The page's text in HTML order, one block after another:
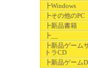
┣Windows
┣その他のPC
┣新品書籍
┣__
┣新品ゲーム
トラCD
┣新品ゲーム